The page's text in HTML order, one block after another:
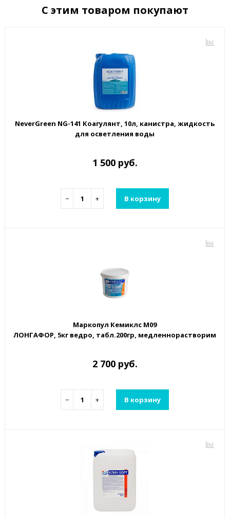
С этим товаром покупают
NeverGreen NG-141 Коагулянт, 10л, канистра, жидкость
для осветления воды
1 500 руб.
− + В корзину
Маркопул Кемиклс М09
ЛОНГАФОР, 5кг ведро, табл.200гр,
2 700 руб.
− + В корзину